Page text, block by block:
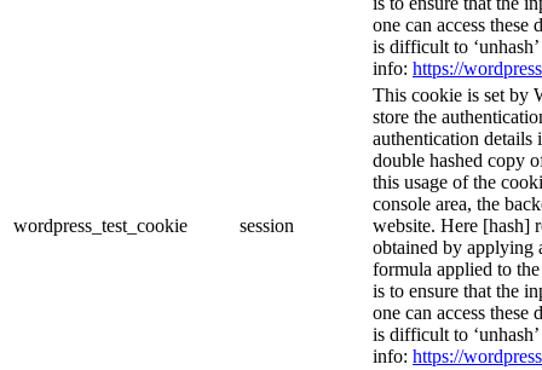
one can access these
is difficult to
info: https://
wordpress_test_cookie session
This cookie is set by
store the
authentication details
double hashed copy
this usage of the
console area, the
website. Here [hash]
obtained by applying
formula applied to
is to ensure that the
one can access these
is difficult to
info: https://